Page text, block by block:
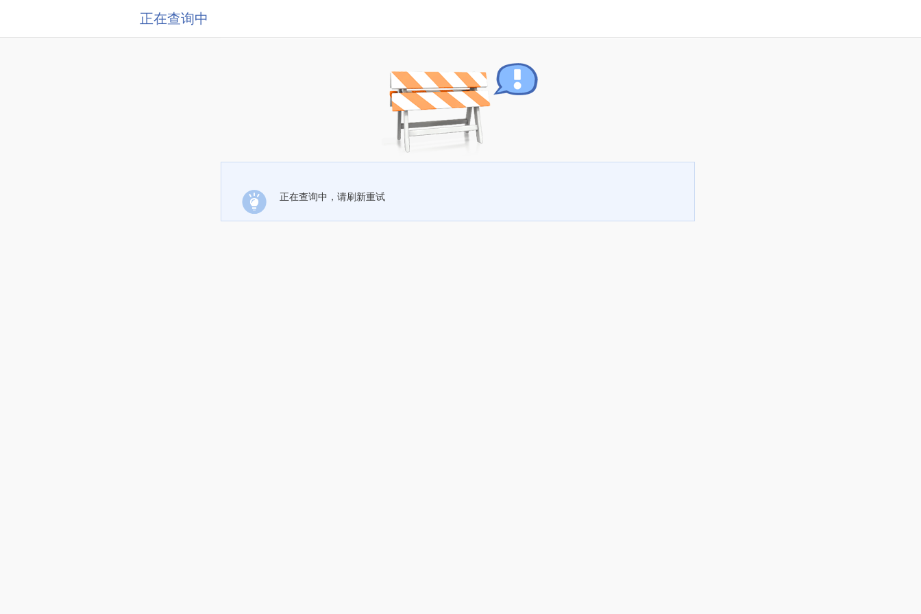
正在查询中
正在查询中，请刷新重试